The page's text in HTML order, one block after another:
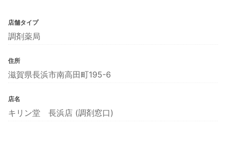
店舗タイプ
調剤薬局
住所
滋賀県長浜市南高田町195-6
店名
キリン堂 長浜店 (調剤窓口)